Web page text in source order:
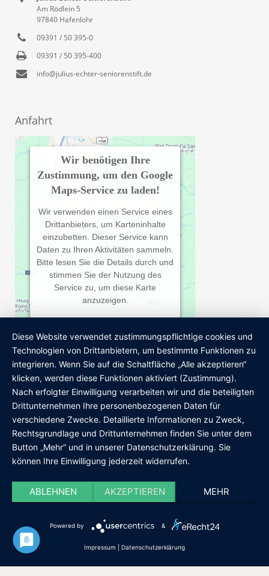
Am Rödlein 5
97840 Hafenlohr
09391 / 50 395-0
09391 / 50 395-400
info@julius-echter-seniorenstift.de
Anfahrt
Wir benötigen Ihre
Zustimmung, um den Google
Maps-Service zu laden!
Wir verwenden einen Service eines
Drittanbieters, um Karteninhalte
einzubetten. Dieser Service kann
Daten zu Ihren Aktivitäten sammeln.
Bitte lesen Sie die Details durch und
stimmen Sie der Nutzung des
Service zu, um diese Karte
anzuzeigen.
MEHR INFORMATIONEN
AKZEPTIEREN
Powered byUsercentrics Consent
Management Platform
Wir sind Mitglied
Datenschutz
Impressum
Cookie-Einstellungen
© 2020 – Julius Echter Seniorenstift. Alle Rechte vorbehalten.
Diese Website verwendet zustimmungspflichtige cookies und
Technologien von Drittanbietern, um bestimmte Funktionen zu
integrieren. Wenn Sie auf die Schaltfläche „Alle akzeptieren“
klicken, werden diese Funktionen aktiviert (Zustimmung).
Nach erfolgter Einwilligung verarbeiten wir und die beteiligten
Drittunternehmen Ihre personenbezogenen Daten für
verschiedene Zwecke. Detaillierte Informationen zu Zweck,
Rechtsgrundlage und Drittunternehmen finden Sie unter dem
Button „Mehr“ und in unserer Datenschutzerklärung. Sie
können Ihre Einwilligung jederzeit widerrufen.
ABLEHNEN AKZEPTIEREN MEHR
Powered by &
Impressum Datenschutzerklärung